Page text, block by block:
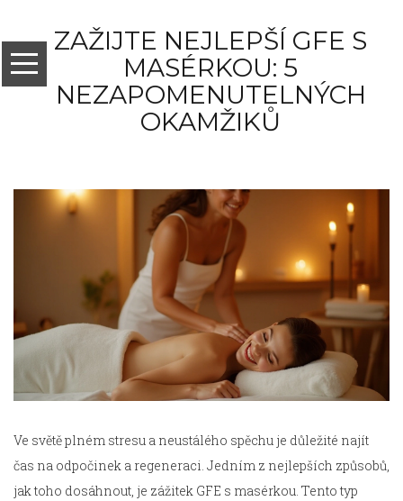
ZAŽIJTE NEJLEPŠÍ GFE S
MASÉRKOU: 5
NEZAPOMENUTELNÝCH
OKAMŽIKŮ
Ve světě plném stresu a neustálého spěchu je důležité najít
čas na odpočinek a regeneraci. Jedním z nejlepších způsobů,
jak toho dosáhnout, je zážitek GFE s masérkou. Tento typ